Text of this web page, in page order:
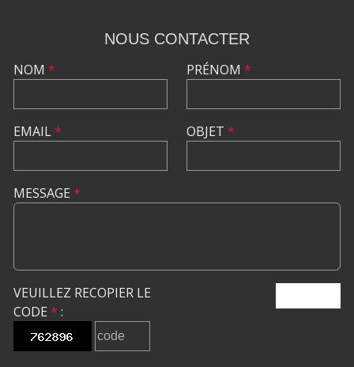
NOUS CONTACTER
NOM *
EMAIL*
PRÉNOM *
OBJET *
MESSAGE *
VEUILLEZ RECOPIER LE
CODE * :